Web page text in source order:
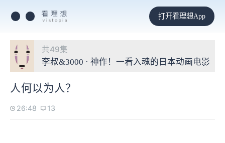
打开看理想App
共49集
李叔&3000 · 神作！一看入魂的日本动画电影
人何以为人？
26:48 13